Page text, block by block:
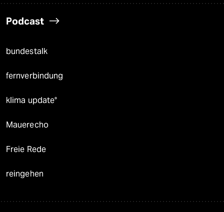
Podcast
bundestalk
fernverbindung
klima update°
Mauerecho
Freie Rede
reingehen